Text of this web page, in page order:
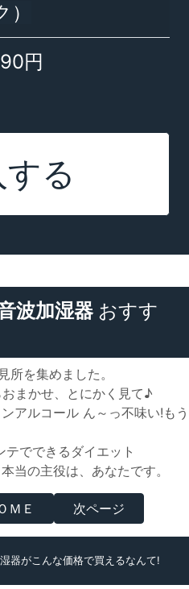
）
円
る
波加湿器 おすす
所を集めました。
まかせ、とにかく見て♪
アルコール ん～っ不味い!もう
でできるダイエット
当の主役は、あなたです。
ＭＥ 次ページ
器がこんな価格で買えるなんて!